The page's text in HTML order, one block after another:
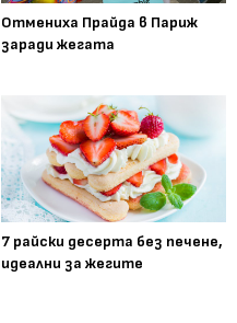
Отмениха Прайда в Париж
заради жегата
7 райски десерта без печене,
идеални за жегите